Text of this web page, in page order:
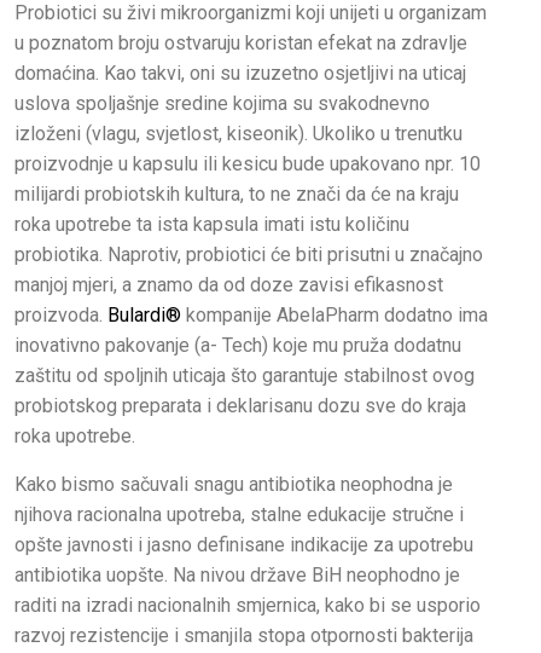
Probiotici su živi mikroorganizmi koji unijeti u organizam
u poznatom broju ostvaruju koristan efekat na zdravlje
domaćina. Kao takvi, oni su izuzetno osjetljivi na uticaj
uslova spoljašnje sredine kojima su svakodnevno
izloženi (vlagu, svjetlost, kiseonik). Ukoliko u trenutku
proizvodnje u kapsulu ili kesicu bude upakovano npr. 10
milijardi probiotskih kultura, to ne znači da će na kraju
roka upotrebe ta ista kapsula imati istu količinu
probiotika. Naprotiv, probiotici će biti prisutni u značajno
manjoj mjeri, a znamo da od doze zavisi efikasnost
proizvoda. Bulardi® kompanije AbelaPharm dodatno ima
inovativno pakovanje (a- Tech) koje mu pruža dodatnu
zaštitu od spoljnih uticaja što garantuje stabilnost ovog
probiotskog preparata i deklarisanu dozu sve do kraja
roka upotrebe.
Kako bismo sačuvali snagu antibiotika neophodna je
njihova racionalna upotreba, stalne edukacije stručne i
opšte javnosti i jasno definisane indikacije za upotrebu
antibiotika uopšte. Na nivou države BiH neophodno je
raditi na izradi nacionalnih smjernica, kako bi se usporio
razvoj rezistencije i smanjila stopa otpornosti bakterija